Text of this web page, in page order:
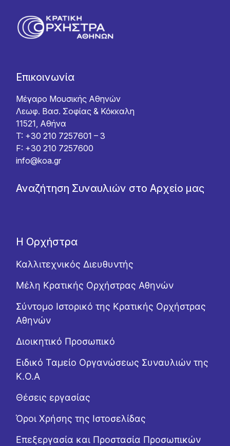
Επικοινωνία
Μέγαρο Μουσικής Αθηνών
Λεωφ. Βασ. Σοφίας & Κόκκαλη
11521, Αθήνα
T: +30 210 7257601 – 3
F: +30 210 7257600
info@koa.gr
Αναζήτηση Συναυλιών στο Αρχείο μας
Η Ορχήστρα
Καλλιτεχνικός Διευθυντής
Μέλη Κρατικής Ορχήστρας Αθηνών
Σύντομο Ιστορικό της Κρατικής Ορχήστρας
Αθηνών
Διοικητικό Προσωπικό
Ειδικό Ταμείο Οργανώσεως Συναυλιών της
Κ.Ο.Α
Θέσεις εργασίας
Όροι Χρήσης της Ιστοσελίδας
Επεξεργασία και Προστασία Προσωπικών